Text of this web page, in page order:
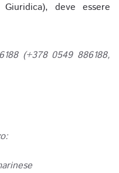
deve essere
(+378 0549 886188,